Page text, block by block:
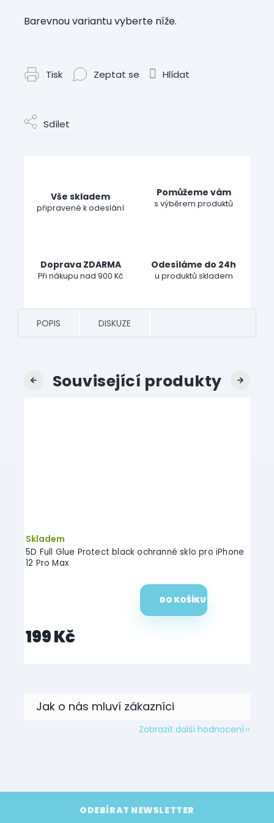
Barevnou variantu vyberte níže.
Tisk Zeptat se Hlídat
Sdílet
Vše skladem
připravené k odeslání
Pomůžeme vám
s výběrem produktů
Doprava ZDARMA
Při nákupu nad 900 Kč
Odesíláme do 24h
u produktů skladem
POPIS DISKUZE
Související produkty
Previous
5D Full Glue Protect black ochranné sklo pro iPhone
12 Pro Max
Skladem
199 Kč
DO KOŠÍKU
Next
Zobrazit další hodnocení
Z
ODEBÍRAT NEWSLETTER